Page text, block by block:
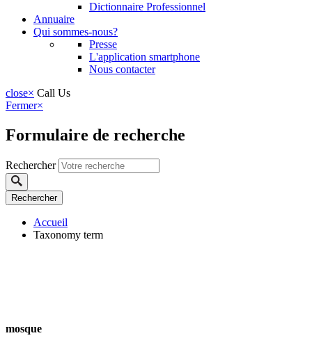
Dictionnaire Professionnel
Annuaire
Qui sommes-nous?
Presse
L'application smartphone
Nous contacter
close× Call Us
Fermer×
Formulaire de recherche
Rechercher
Accueil
Taxonomy term
mosque